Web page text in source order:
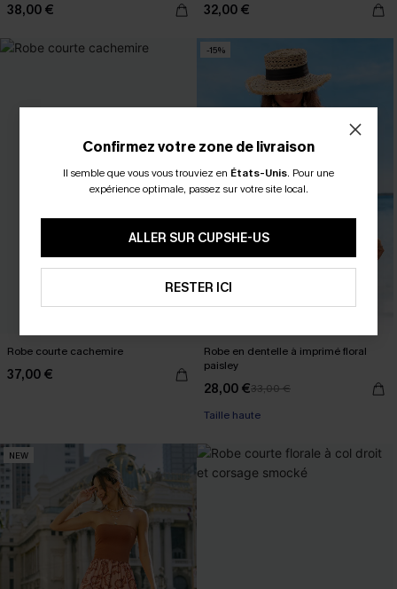
38,00 € 32,00 €
Robe courte cachemire
37,00 €
-15%
Robe en dentelle à imprimé floral
paisley
28,00 €33,00 €
Taille haute
NEW
Confirmez votre zone de livraison
Il semble que vous vous trouviez en États-Unis. Pour une
expérience optimale, passez sur votre site local.
ALLER SUR CUPSHE-US
RESTER ICI